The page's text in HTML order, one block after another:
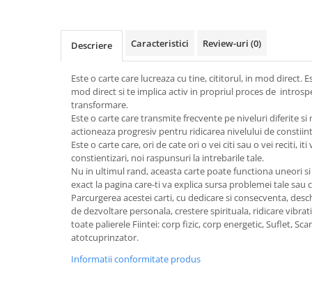
Medicina & Farmacie
Medicina Pentru Toti
Starea de bine
Terapii Alternative
Biografii, Memorii, Jurnale
Carti pentru Adolescenti, Young
Descriere Caracteristici Review-uri (0)
Este o carte care lucreaza cu tine, cititorul, in mod direct.
mod direct si te implica activ in propriul proces de
transformare.
Este o carte care transmite frecvente pe niveluri diferite
actioneaza progresiv pentru ridicarea nivelului de
Este o carte care, ori de cate ori o vei citi sau o vei reciti,
constientizari, noi raspunsuri la intrebarile tale.
Nu in ultimul rand, aceasta carte poate functiona uneori si
exact la pagina care-ti va explica sursa problemei tale sau
Parcurgerea acestei carti, cu dedicare si consecventa,
de dezvoltare personala, crestere spirituala, ridicare
toate palierele Fiintei: corp fizic, corp energetic, Suflet,
atotcuprinzator.
Informatii conformitate produs